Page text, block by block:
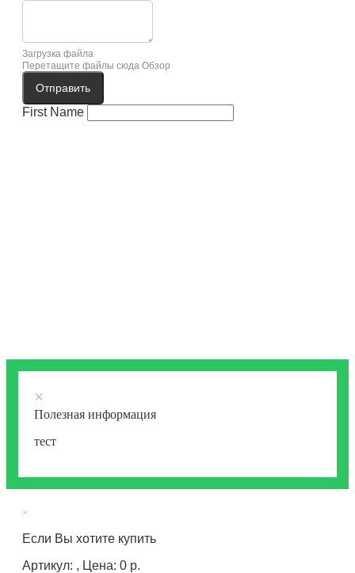
Загрузка файла
Перетащите файлы сюда Обзор
Отправить
First Name
×
Полезная информация
тест
×
Если Вы хотите купить
Артикул: , Цена: 0 р.